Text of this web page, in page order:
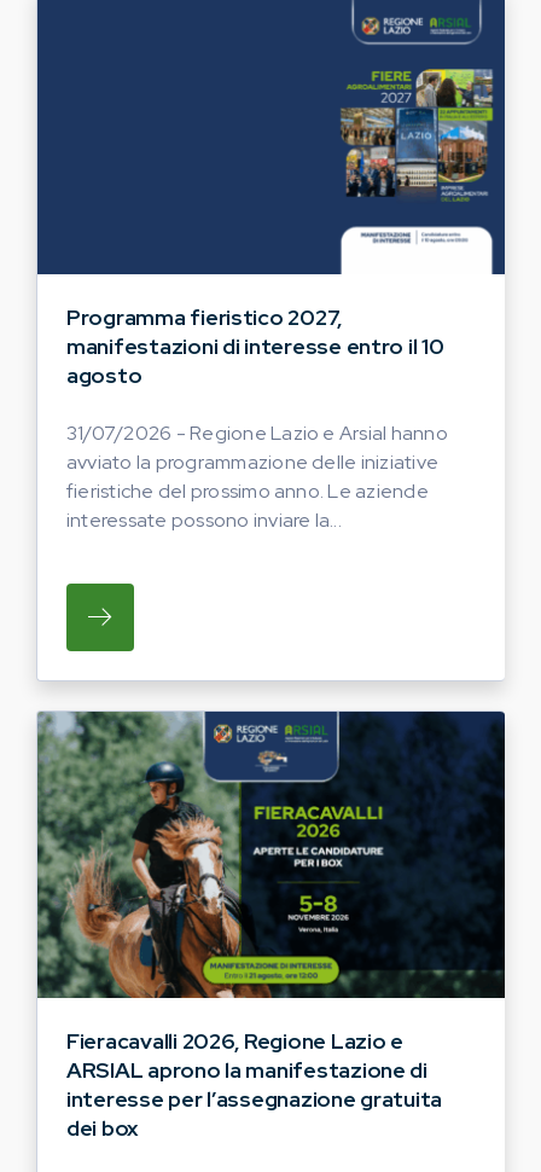
Programma fieristico 2027,
manifestazioni di interesse entro il 10
agosto
31/07/2026 - Regione Lazio e Arsial hanno
avviato la programmazione delle iniziative
fieristiche del prossimo anno. Le aziende
interessate possono inviare la...
SU REGIONE LAZIO E ARSIAL HANNO
Fieracavalli 2026, Regione Lazio e
ARSIAL aprono la manifestazione di
interesse per l’assegnazione gratuita
dei box